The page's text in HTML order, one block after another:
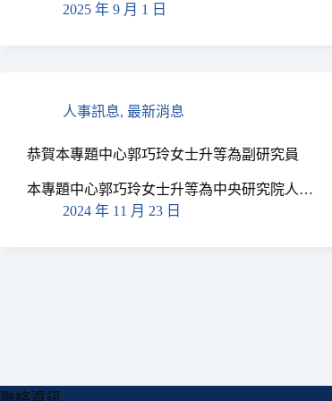
2025 年 9 月 1 日
人事訊息, 最新消息
恭賀本專題中心郭巧玲女士升等為副研究員
本專題中心郭巧玲女士升等為中央研究院人…
2024 年 11 月 23 日